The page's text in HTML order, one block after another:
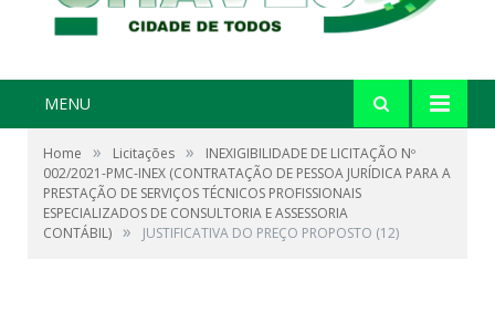
MENU
Home » Licitações »
INEXIGIBILIDADE DE LICITAÇÃO Nº
002/2021-PMC-INEX (CONTRATAÇÃO DE PESSOA JURÍDICA PARA A
PRESTAÇÃO DE SERVIÇOS TÉCNICOS PROFISSIONAIS
ESPECIALIZADOS DE CONSULTORIA E ASSESSORIA
CONTÁBIL) » JUSTIFICATIVA DO PREÇO PROPOSTO (12)